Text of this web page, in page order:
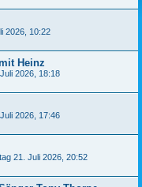
2026, 10:22
Heinz
2026, 18:18
2026, 17:46
21. Juli 2026, 20:52